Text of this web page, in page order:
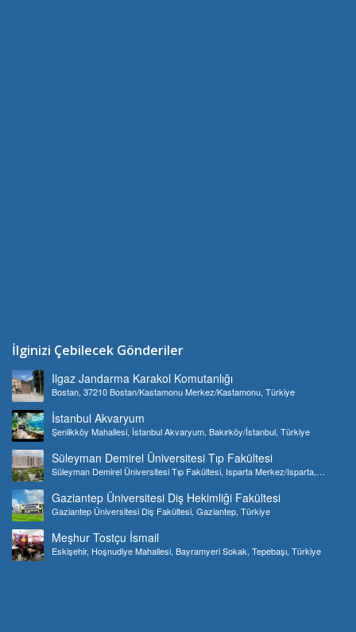
İlginizi Çebilecek Gönderiler
Ilgaz Jandarma Karakol Komutanlığı
Bostan, 37210 Bostan/Kastamonu Merkez/Kastamonu, Türkiye
İstanbul Akvaryum
Şenlikköy Mahallesi, İstanbul Akvaryum, Bakırköy/İstanbul, Türkiye
Süleyman Demirel Üniversitesi Tıp Fakültesi
Süleyman Demirel Üniversitesi Tıp Fakültesi, Isparta Merkez/Isparta,
Gaziantep Üniversitesi Diş Hekimliği Fakültesi
Gaziantep Üniversitesi Diş Fakültesi, Gaziantep, Türkiye
Meşhur Tostçu İsmail
Eskişehir, Hoşnudiye Mahallesi, Bayramyeri Sokak, Tepebaşı, Türkiye